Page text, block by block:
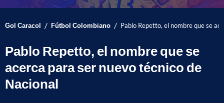
Gol Caracol / Fútbol Colombiano / Pablo Repetto, el nombre que se
Pablo Repetto, el nombre que se
acerca para ser nuevo técnico de
Nacional